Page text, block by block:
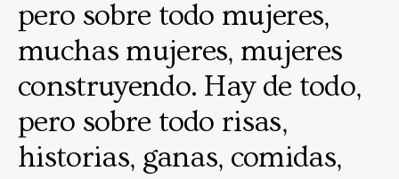
pero sobre todo mujeres,
muchas mujeres, mujeres
construyendo. Hay de todo,
pero sobre todo risas,
historias, ganas, comidas,